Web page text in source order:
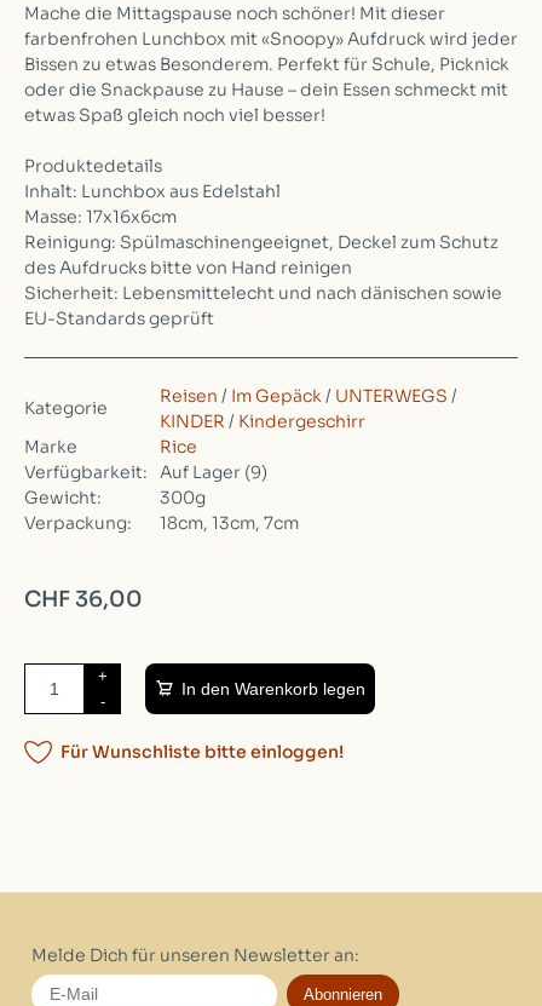
Mache die Mittagspause noch schöner! Mit dieser
farbenfrohen Lunchbox mit «Snoopy» Aufdruck wird jeder
Bissen zu etwas Besonderem. Perfekt für Schule, Picknick
oder die Snackpause zu Hause – dein Essen schmeckt mit
etwas Spaß gleich noch viel besser!
Produktedetails
Inhalt: Lunchbox aus Edelstahl
Masse: 17x16x6cm
Reinigung: Spülmaschinengeeignet, Deckel zum Schutz
des Aufdrucks bitte von Hand reinigen
Sicherheit: Lebensmittelecht und nach dänischen sowie
EU-Standards geprüft
Kategorie
Reisen / Im Gepäck/ UNTERWEGS /
KINDER / Kindergeschirr
Marke
Rice
Verfügbarkeit:
Auf Lager (9)
Gewicht:
300g
Verpackung:
18cm, 13cm, 7cm
CHF 36,00
+
-
In den Warenkorb legen
Für Wunschliste bitte einloggen!
Melde Dich für unseren Newsletter an:
Abonnieren